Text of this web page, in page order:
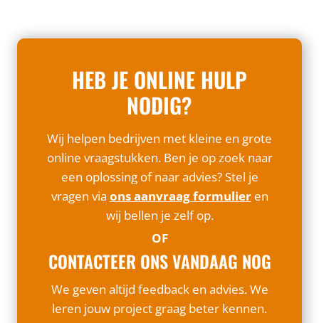
HEB JE ONLINE HULP
NODIG?
Wij helpen bedrijven met kleine en grote
online vraagstukken. Ben je op zoek naar
een oplossing of naar advies? Stel je
vragen via ons aanvraag formulieren
wij bellen je zelf op.
OF
CONTACTEER ONS VANDAAG NOG
We geven altijd feedback en advies. We
leren jouw project graag beter kennen.